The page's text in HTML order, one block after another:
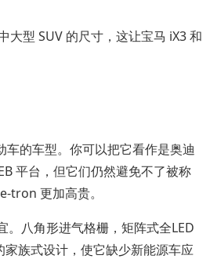
大型 SUV 的尺寸，这让宝马 iX3 和
的车型。你可以把它看作是奥迪
平台，但它们仍然避免不了被称
tron 更加高贵。
。八角形进气格栅，矩阵式全LED
族式设计，使它缺少新能源车应